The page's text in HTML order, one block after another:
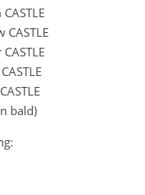
CASTLE
CASTLE
CASTLE
CASTLE
CASTLE
bald)